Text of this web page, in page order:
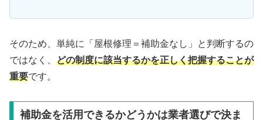
そのため、単純に「屋根修理＝補助金なし」と判断するの
ではなく、 どの制度に該当するかを正しく把握することが
重要です。
補助金を活用できるかどうかは業者選びで決ま